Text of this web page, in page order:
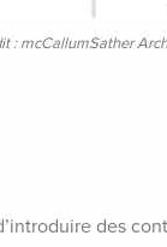
: mcCallumSather
des